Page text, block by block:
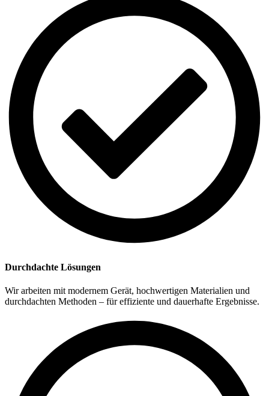
Durchdachte Lösungen
Wir arbeiten mit modernem Gerät, hochwertigen Materialien und
durchdachten Methoden – für effiziente und dauerhafte Ergebnisse.